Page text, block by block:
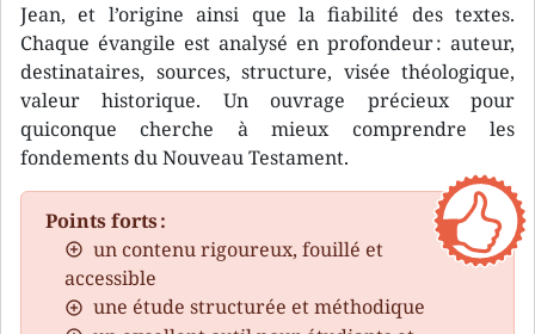
Jean, et l’origine ainsi que la fiabilité des textes.
Chaque évangile est analysé en profondeur : auteur,
destinataires, sources, structure, visée théologique,
valeur historique. Un ouvrage précieux pour
quiconque cherche à mieux comprendre les
fondements du Nouveau Testament.
Points forts :
un contenu rigoureux, fouillé et
accessible
une étude structurée et méthodique